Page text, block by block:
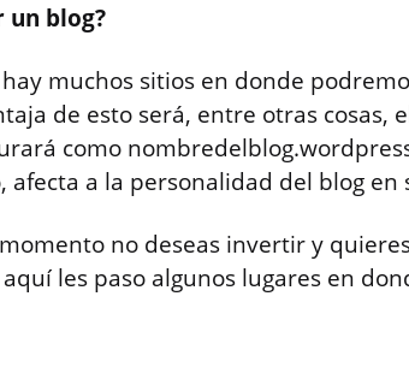
un blog?
muchos sitios en donde
de esto será, entre otras cosas,
como
afecta a la personalidad del blog en
no deseas invertir y
les paso algunos lugares en